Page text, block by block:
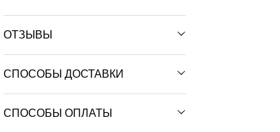
ОТЗЫВЫ
СПОСОБЫ ДОСТАВКИ
СПОСОБЫ ОПЛАТЫ